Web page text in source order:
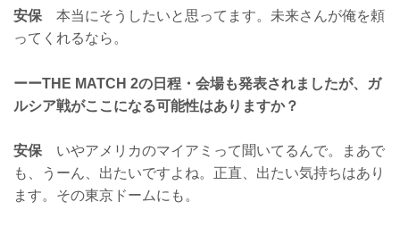
安保 本当にそうしたいと思ってます。未来さんが俺を頼
ってくれるなら。
ーーTHE MATCH 2の日程・会場も発表されましたが、ガ
ルシア戦がここになる可能性はありますか？
安保 いやアメリカのマイアミって聞いてるんで。まあで
も、うーん、出たいですよね。正直、出たい気持ちはあり
ます。その東京ドームにも。